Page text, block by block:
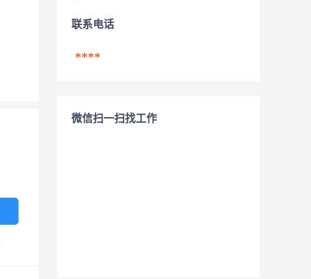
联系电话
****
微信扫一扫找工作